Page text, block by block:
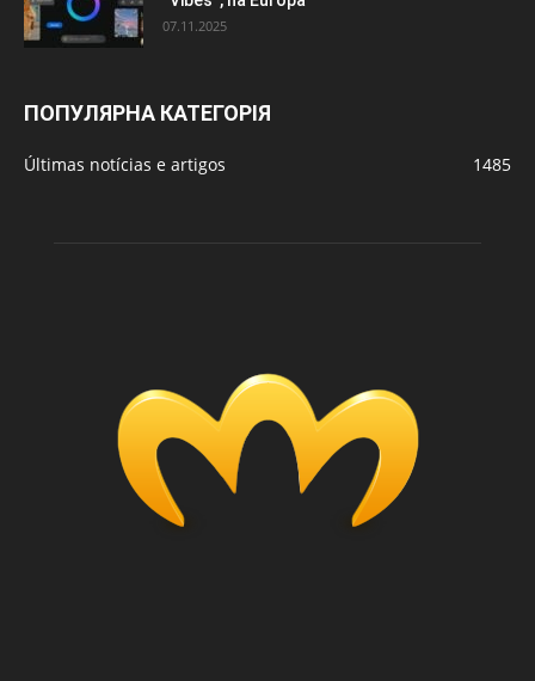
07.11.2025
ПОПУЛЯРНА КАТЕГОРІЯ
Últimas notícias e artigos 1485